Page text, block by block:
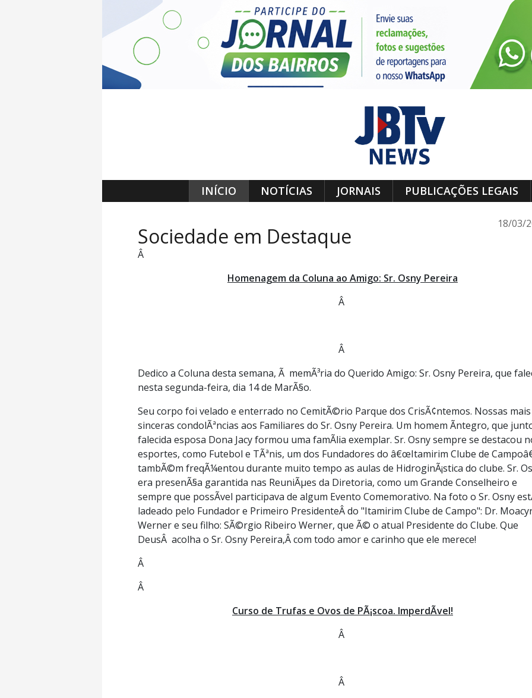
INÍCIO NOTÍCIAS JORNAIS PUBLICAÇÕES LEGAIS
18/03/
Sociedade em Destaque
Â
Homenagem da Coluna ao Amigo: Sr. Osny Pereira
Â
Â
Dedico a Coluna desta semana, Ã memÃ³ria do Querido Amigo: Sr. Osny Pereira, que
nesta segunda-feira, dia 14 de MarÃ§o.
Seu corpo foi velado e enterrado no CemitÃ©rio Parque dos CrisÃ¢ntemos. Nossas mais
sinceras condolÃªncias aos Familiares do Sr. Osny Pereira. Um homem Ã­ntegro, que
falecida esposa Dona Jacy formou uma famÃ­lia exemplar. Sr. Osny sempre se destacou
esportes, como Futebol e TÃªnis, um dos Fundadores do â€œItamirim Clube de
tambÃ©m freqÃ¼entou durante muito tempo as aulas de HidroginÃ¡stica do clube. Sr.
era presenÃ§a garantida nas ReuniÃµes da Diretoria, como um Grande Conselheiro e
sempre que possÃ­vel participava de algum Evento Comemorativo. Na foto o Sr. Osny
ladeado pelo Fundador e Primeiro PresidenteÂ do "Itamirim Clube de Campo": Dr.
Werner e seu filho: SÃ©rgio Ribeiro Werner, que Ã© o atual Presidente do Clube. Que
DeusÂ acolha o Sr. Osny Pereira,Â com todo amor e carinho que ele merece!
Â
Â
Curso de Trufas e Ovos de PÃ¡scoa. ImperdÃ­vel!
Â
Â